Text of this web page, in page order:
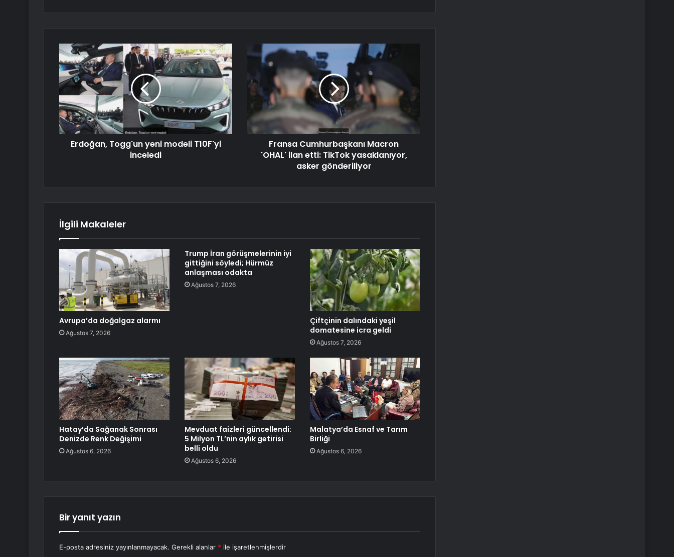
Erdoğan, Togg'un yeni modeli T10F'yi
inceledi
Fransa Cumhurbaşkanı Macron
'OHAL' ilan etti: TikTok yasaklanıyor,
asker gönderiliyor
İlgili Makaleler
Avrupa’da doğalgaz alarmı
Ağustos 7, 2026
Trump İran görüşmelerinin iyi
gittiğini söyledi; Hürmüz
anlaşması odakta
Ağustos 7, 2026
Çiftçinin dalındaki yeşil
domatesine icra geldi
Ağustos 7, 2026
Hatay’da Sağanak Sonrası
Denizde Renk Değişimi
Ağustos 6, 2026
Mevduat faizleri güncellendi:
5 Milyon TL’nin aylık getirisi
belli oldu
Ağustos 6, 2026
Malatya’da Esnaf ve Tarım
Birliği
Ağustos 6, 2026
Bir yanıt yazın
E-posta adresiniz yayınlanmayacak. Gerekli alanlar * ile işaretlenmişlerdir